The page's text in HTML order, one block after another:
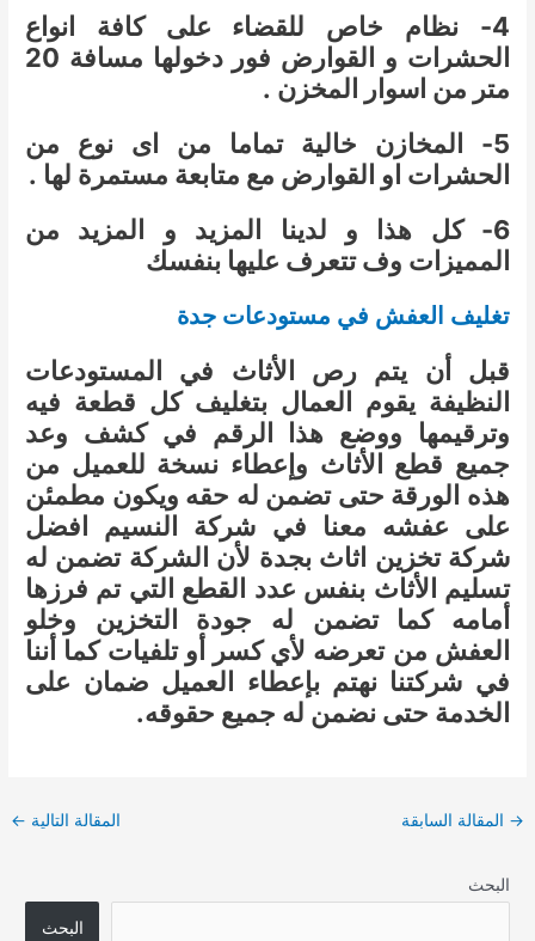
4- نظام خاص للقضاء على كافة انواع
الحشرات و القوارض فور دخولها مسافة 20
متر من اسوار المخزن .
5- المخازن خالية تماما من اى نوع من
الحشرات او القوارض مع متابعة مستمرة لها .
6- كل هذا و لدينا المزيد و المزيد من
المميزات وف تتعرف عليها بنفسك
تغليف العفش في مستودعات جدة
قبل أن يتم رص الأثاث في المستودعات
النظيفة يقوم العمال بتغليف كل قطعة فيه
وترقيمها ووضع هذا الرقم في كشف وعد
جميع قطع الأثاث وإعطاء نسخة للعميل من
هذه الورقة حتى تضمن له حقه ويكون مطمئن
على عفشه معنا في شركة النسيم افضل
شركة تخزين اثاث بجدة لأن الشركة تضمن له
تسليم الأثاث بنفس عدد القطع التي تم فرزها
أمامه كما تضمن له جودة التخزين وخلو
العفش من تعرضه لأي كسر أو تلفيات كما أننا
في شركتنا نهتم بإعطاء العميل ضمان على
الخدمة حتى نضمن له جميع حقوقه.
Post
→ المقالة السابقة المقالة التالية ←
البحث
البحث